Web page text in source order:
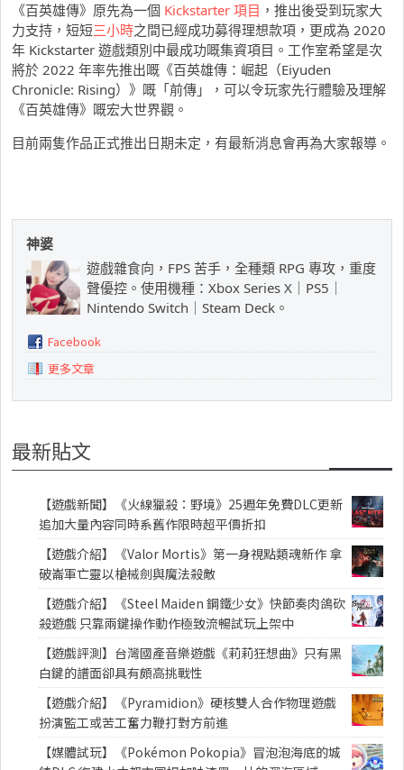
《百英雄傳》原先為一個 Kickstarter 項目 ，推出後受到玩家大
力支持，短短三小時之間已經成功募得理想款項，更成為 2020
年 Kickstarter 遊戲類別中最成功嘅集資項目。工作室希望是次
將於 2022 年率先推出嘅《百英雄傳：崛起（Eiyuden
Chronicle: Rising）》嘅「前傳」，可以令玩家先行體驗及理解
《百英雄傳》嘅宏大世界觀。
目前兩隻作品正式推出日期未定，有最新消息會再為大家報導。
神婆
遊戲雜食向，FPS 苦手，全種類 RPG 專攻，重度
聲優控。使用機種：Xbox Series X｜PS5｜
Nintendo Switch｜Steam Deck。
Facebook
更多文章
最新貼文
【遊戲新聞】《火線獵殺：野境》25週年免費DLC更新
追加大量內容同時系舊作限時超平價折扣
【遊戲介紹】《Valor Mortis》第一身視點類魂新作 拿
破崙軍亡靈以槍械劍與魔法殺敵
【遊戲介紹】《Steel Maiden 鋼鐵少女》快節奏肉鴿砍
殺遊戲 只靠兩鍵操作動作極致流暢試玩上架中
【遊戲評測】台灣國產音樂遊戲《莉莉狂想曲》只有黑
白鍵的譜面卻具有頗高挑戰性
【遊戲介紹】《Pyramidion》硬核雙人合作物理遊戲
扮演監工或苦工奮力鞭打對方前進
【媒體試玩】《Pokémon Pokopia》冒泡泡海底的城